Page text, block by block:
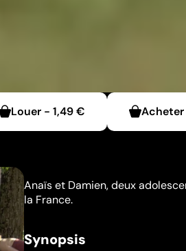
Louer - 1,49 €
Anaïs et Damien, deux
la France.
Synopsis